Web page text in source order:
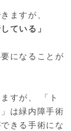
ますが、
ている」
になることが
すが、 「ト
は緑内障手術
きる手術にな